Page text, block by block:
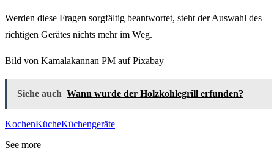
Werden diese Fragen sorgfältig beantwortet, steht der Auswahl des
richtigen Gerätes nichts mehr im Weg.
Bild von Kamalakannan PM auf Pixabay
Siehe auch Wann wurde der Holzkohlegrill erfunden?
KochenKücheKüchengeräte
See more